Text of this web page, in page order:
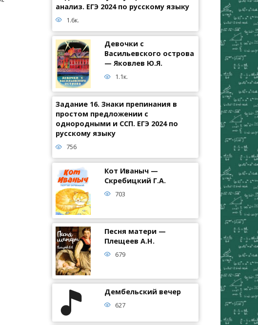
анализ. ЕГЭ 2024 по русскому языку
1.6к.
Девочки с
Васильевского острова
— Яковлев Ю.Я.
1.1к.
Задание 16. Знаки препинания в
простом предложении с
однородными и ССП. ЕГЭ 2024 по
русскому языку
756
Кот Иваныч —
Скребицкий Г.А.
703
Песня матери —
Плещеев А.Н.
679
Дембельский вечер
627